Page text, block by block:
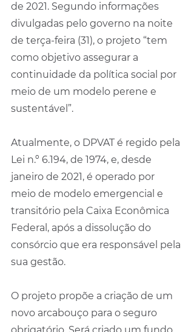
de 2021. Segundo informações
divulgadas pelo governo na noite
de terça-feira (31), o projeto “tem
como objetivo assegurar a
continuidade da política social por
meio de um modelo perene e
sustentável”.
Atualmente, o DPVAT é regido pela
Lei n.º 6.194, de 1974, e, desde
janeiro de 2021, é operado por
meio de modelo emergencial e
transitório pela Caixa Econômica
Federal, após a dissolução do
consórcio que era responsável pela
sua gestão.
O projeto propõe a criação de um
novo arcabouço para o seguro